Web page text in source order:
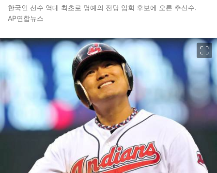
한국인 선수 역대 최초로 명예의 전당 입회 후보에 오른 추신수.
AP연합뉴스